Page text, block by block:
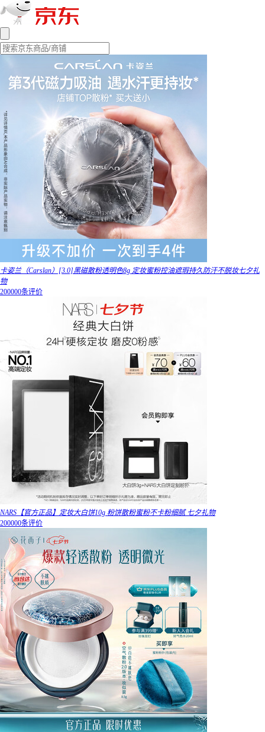
卡姿兰（Carslan）[3.0]黑磁散粉透明色8g 定妆蜜粉控油遮瑕持久防汗不脱妆七夕礼
物
200000条评价
NARS【官方正品】定妆大白饼10g 粉饼散粉蜜粉不卡粉细腻 七夕礼物
200000条评价